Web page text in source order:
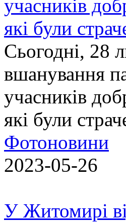
учасників
які були
Сьогодні, 28
вшанування
учасників
які були
Фотоновини
2023-05-26
У Житомирі